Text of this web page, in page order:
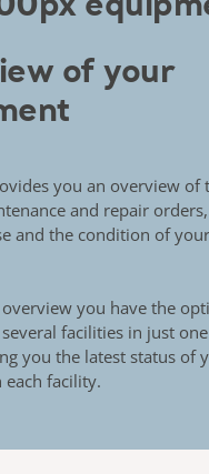
of your
you an overview of
and repair orders,
and the condition of your
you have the
several facilities in just one
you the latest status of
facility.